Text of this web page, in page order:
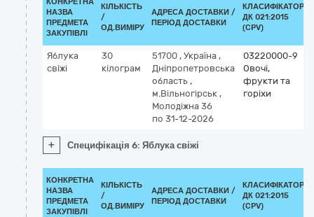
НАЗВА
ПРЕДМЕТА
ЗАКУПІВЛІ
КІЛЬКІСТЬ
/
ОД.ВИМІРУ
АДРЕСА ДОСТАВКИ /
ПЕРІОД ДОСТАВКИ
КЛАСИФІКАТОР
ДК 021:2015
(CPV)
Яблука
свіжі
30
кілограм
51700 , Україна ,
Дніпропетровська
область ,
м.Вільногірськ ,
Молодіжна 36
по 31-12-2026
03220000-9
Овочі,
фрукти та
горіхи
+ Специфікація 6: Яблука свіжі
КОНКРЕТНА
НАЗВА
ПРЕДМЕТА
ЗАКУПІВЛІ
КІЛЬКІСТЬ
/
ОД.ВИМІРУ
АДРЕСА ДОСТАВКИ /
ПЕРІОД ДОСТАВКИ
КЛАСИФІКАТОР
ДК 021:2015
(CPV)